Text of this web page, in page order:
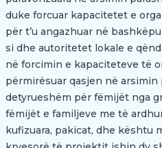
duke forcuar kapacitetet e
për t’u angazhuar në
si dhe autoritetet lokale e
në forcimin e kapaciteteve të
përmirësuar qasjen në
detyrueshëm për fëmijët nga
fëmijët e familjeve me të
kufizuara, pakicat, dhe kështu